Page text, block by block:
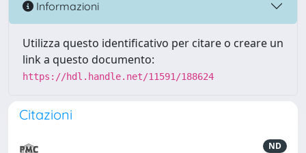
Informazioni
Utilizza questo identificativo per citare o creare un
link a questo documento:
https://hdl.handle.net/11591/188624
Citazioni
ND